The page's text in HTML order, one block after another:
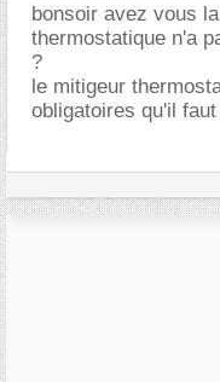
bonsoir avez vous
thermostatique n'a
?
le mitigeur
obligatoires qu'il